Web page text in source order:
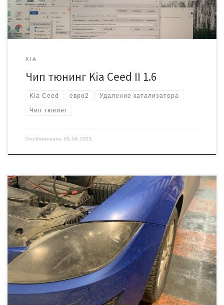
Устранены «провалы» при включении кондиционера. Версия под
нормы Евро-2 (отключен […]
KIA
Чип тюнинг Kia Ceed II 1.6
Kia Ceed евро2 Удаление катализатора
Чип тюнинг
Опубликовано 09.04.2023
Вы ещё видели не прошитые Сеаты? Да они существуют!) Но мы
это исправили. 2012 год, 1,8 мотор, коробка dq200 DSG7. По
техническому состоянию всё в порядке, только есть ошибка
P0420, так как удален катализатор. Нужно сделать увеличение
мощности и нормы выхлопа под «e2». Сложность в том что это
DSG7, увеличивать […]